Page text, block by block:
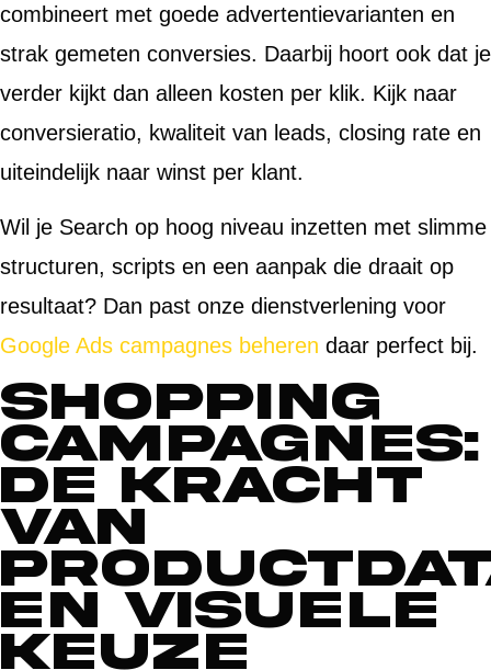
combineert met goede advertentievarianten en
strak gemeten conversies. Daarbij hoort ook dat je
verder kijkt dan alleen kosten per klik. Kijk naar
conversieratio, kwaliteit van leads, closing rate en
uiteindelijk naar winst per klant.
Wil je Search op hoog niveau inzetten met slimme
structuren, scripts en een aanpak die draait op
resultaat? Dan past onze dienstverlening voor
Google Ads campagnes beheren daar perfect bij.
Shopping
campagnes:
de kracht
van
en visuele
keuze